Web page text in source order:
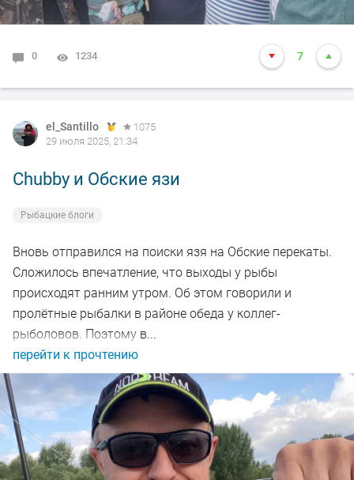
0 1234 7
el_Santillo
1075
29 июля 2025, 21:34
Chubby и Обские язи
Рыбацкие блоги
Вновь отправился на поиски язя на Обские перекаты.
Сложилось впечатление, что выходы у рыбы
происходят ранним утром. Об этом говорили и
пролётные рыбалки в районе обеда у коллег-
рыболовов. Поэтому в...
перейти к прочтению